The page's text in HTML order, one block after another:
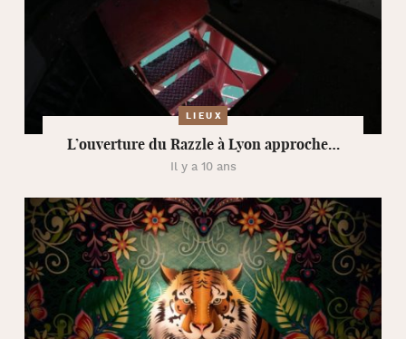
LIEUX
L’ouverture du Razzle à Lyon approche…
Il y a 10 ans